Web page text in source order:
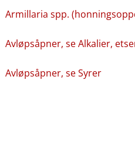
Armillaria spp.
Avløpsåpner, se Alkalier,
Avløpsåpner, se Syrer